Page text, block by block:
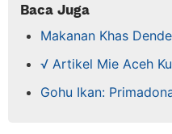
Baca Juga
Makanan Khas
√ Artikel Mie Aceh
Gohu Ikan: